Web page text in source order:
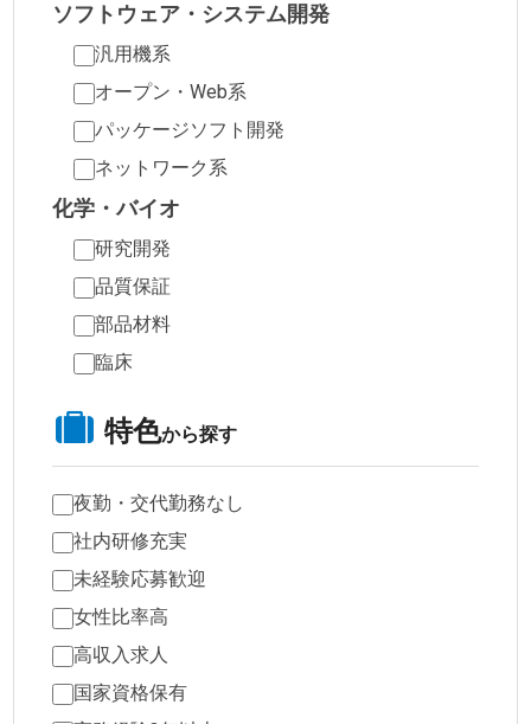
ソフトウェア・システム開発
汎用機系
オープン・Web系
パッケージソフト開発
ネットワーク系
化学・バイオ
研究開発
品質保証
部品材料
臨床
特色から探す
夜勤・交代勤務なし
社内研修充実
未経験応募歓迎
女性比率高
高収入求人
国家資格保有